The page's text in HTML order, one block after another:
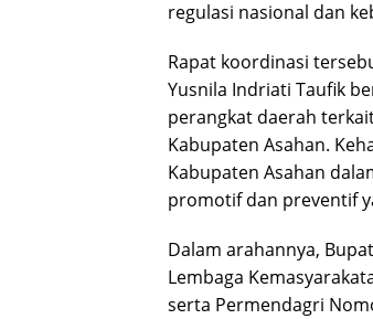
regulasi nasional dan
Rapat koordinasi
Yusnila Indriati Taufik
perangkat daerah
Kabupaten Asahan.
Kabupaten Asahan
promotif dan preventif
Dalam arahannya,
Lembaga
serta Permendagri